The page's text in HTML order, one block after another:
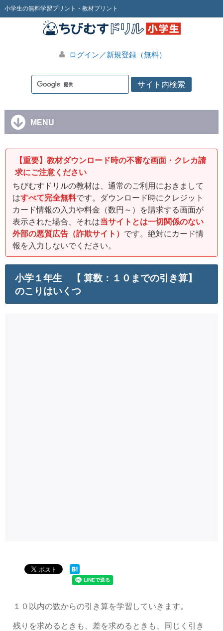
小学生の無料学習プリント・教材プリント
ログイン／新規登録（無料）
MENU
【重要】教材ダウンロード時の不審な画面・クレカ請
求にご注意ください
ちびむすドリルの教材は、通常のご利用におきまして
はすべて完全無料です。ダウンロード時にクレジット
カード情報の入力や料金（数円～）を請求する画面が
表示された場合、それは当サイトとは一切関係のない
外部の悪質広告（詐欺サイト） です。絶対にカード情
報を入力しないでください。
小学１年生 【 算数：１０までの引き算】
のこりはいくつ
１０以内の数からの引き算を学習していきます。
残りを求めるときも、差を求めるときも、同じく引き